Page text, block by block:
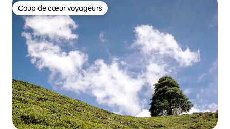
Coup de cœur voyageurs
Coup de cœur voyageurs